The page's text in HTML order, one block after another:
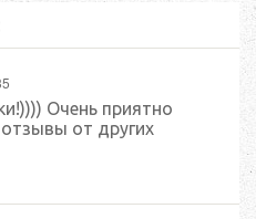
Очень приятно
от других